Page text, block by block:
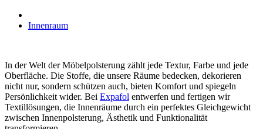
Innenraum
In der Welt der Möbelpolsterung zählt jede Textur, Farbe und jede
Oberfläche. Die Stoffe, die unsere Räume bedecken, dekorieren
nicht nur, sondern schützen auch, bieten Komfort und spiegeln
Persönlichkeit wider. Bei Expafol entwerfen und fertigen wir
Textillösungen, die Innenräume durch ein perfektes Gleichgewicht
zwischen Innenpolsterung, Ästhetik und Funktionalität